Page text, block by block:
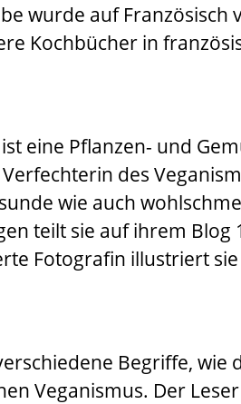
wurde auf Französisch
Kochbücher in
ist eine Pflanzen- und
des
wie auch
teilt sie auf ihrem Blog
Fotografin illustriert
Begriffe, wie
Veganismus. Der